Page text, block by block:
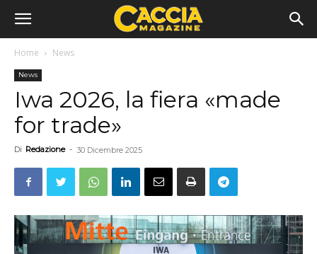
Home News
News
Iwa 2026, la fiera «made
for trade»
Di Redazione - 30 Dicembre 2025